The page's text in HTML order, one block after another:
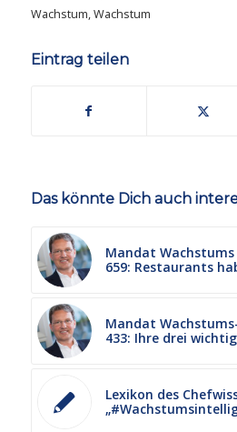
Wachstum,Wachstum
Eintrag teilen
Das könnte Dich auch
Mandat
659: Restaurants
Mandat
433: Ihre drei
Lexikon des